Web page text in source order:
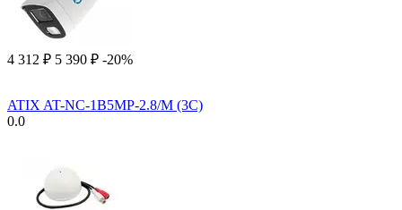
4 312 ₽ 5 390 ₽ -20%
ATIX AT-NC-1B5MP-2.8/M (3C)
0.0